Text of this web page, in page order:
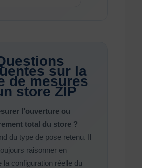
sur la
de mesures
store ZIP
l’ouverture ou
total du store ?
du type de pose retenu. Il
raisonner en
la configuration réelle du